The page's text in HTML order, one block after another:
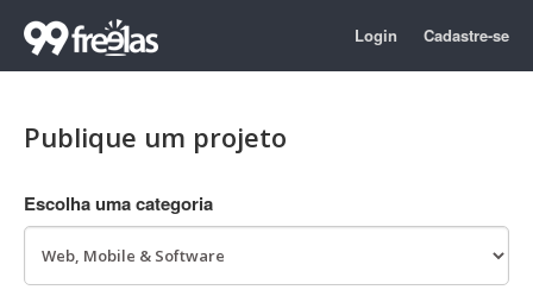
Login Cadastre-se
Publique um projeto
Escolha uma categoria